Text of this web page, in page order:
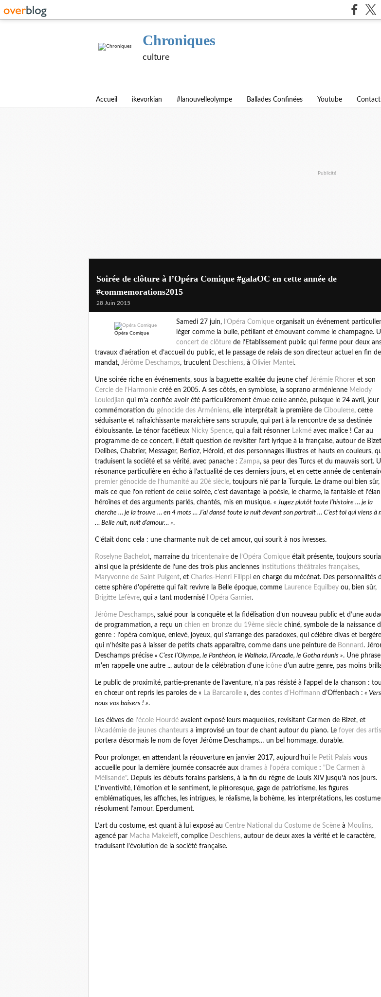
Chroniques
culture
Accueil ikevorkian #lanouvelleolympe Ballades Confinées Youtube Contact
Publicité
Soirée de clôture à l’Opéra Comique #galaOC en cette année de
#commemorations2015
28 Juin 2015
Opéra Comique
Samedi 27 juin, l’Opéra Comique organisait un événement
léger comme la bulle, pétillant et émouvant comme le champagne.
concert de clôture de l’Etablissement public qui ferme pour deux
travaux d’aération et d’accueil du public, et le passage de relais de son directeur actuel en fin de
mandat, Jérôme Deschamps, truculent Deschiens, à Olivier Mantei.
Une soirée riche en événements, sous la baguette exaltée du jeune chef Jérémie Rhorer et son
Cercle de l’Harmonie créé en 2005. A ses côtés, en symbiose, la soprano arménienne Melody
Louledjian qui m’a confiée avoir été particulièrement émue cette année, puisque le 24 avril, jour
commémoration du génocide des Arméniens, elle interprétait la première de Ciboulette, cette
séduisante et rafraîchissante maraîchère sans scrupule, qui part à la rencontre de sa destinée
éblouissante. Le ténor facétieux Nicky Spence, qui a fait résonner Lakmé avec malice ! Car au
programme de ce concert, il était question de revisiter l’art lyrique à la française, autour de
Delibes, Chabrier, Messager, Berlioz, Hérold, et des personnages illustres et hauts en couleurs,
traduisent la société et sa vérité, avec panache : Zampa, sa peur des Turcs et du mauvais sort.
résonance particulière en écho à l’actualité de ces derniers jours, et en cette année de
premier génocide de l’humanité au 20è siècle, toujours nié par la Turquie. Le drame oui bien sûr,
mais ce que l’on retient de cette soirée, c’est davantage la poésie, le charme, la fantaisie et
héroïnes et des arguments parlés, chantés, mis en musique. « Jugez plutôt toute l’histoire … je la
cherche … je la trouve … en 4 mots … J’ai dansé toute la nuit devant son portrait … C’est toi qui viens à
… Belle nuit, nuit d’amour… ».
C’était donc cela : une charmante nuit de cet amour, qui sourit à nos ivresses.
Roselyne Bachelot, marraine du tricentenaire de l’Opéra Comique était présente, toujours
ainsi que la présidente de l’une des trois plus anciennes institutions théâtrales françaises,
Maryvonne de Saint Pulgent, et Charles-Henri Filippi en charge du mécénat. Des personnalités
cette sphère d'opérette qui fait revivre la Belle époque, comme Laurence Equilbey ou, bien sûr,
Brigitte Lefèvre, qui a tant modernisé l'Opéra Garnier.
Jérôme Deschamps, salué pour la conquête et la fidélisation d’un nouveau public et d’une
de programmation, a reçu un chien en bronze du 19ème siècle chiné, symbole de la naissance
genre : l’opéra comique, enlevé, joyeux, qui s’arrange des paradoxes, qui célèbre divas et
qui n’hésite pas à laisser de petits chats apparaître, comme dans une peinture de Bonnard.
Deschamps précise « C’est l’Olympe, le Panthéon, le Walhala, l’Arcadie, le Gotha réunis ». Une
m'en rappelle une autre ... autour de la célébration d'une icône d'un autre genre, pas moins
Le public de proximité, partie-prenante de l’aventure, n’a pas résisté à l’appel de la chanson :
en chœur ont repris les paroles de « La Barcarolle », des contes d’Hoffmann d’Offenbach : «
nous vos baisers ! ».
Les élèves de l’école Hourdé avaient exposé leurs maquettes, revisitant Carmen de Bizet, et
l’Académie de jeunes chanteurs a improvisé un tour de chant autour du piano. Le foyer des
portera désormais le nom de foyer Jérôme Deschamps… un bel hommage, durable.
Pour prolonger, en attendant la réouverture en janvier 2017, aujourd’hui le Petit Palais vous
accueille pour la dernière journée consacrée aux drames à l’opéra comique : "De Carmen à
Mélisande". Depuis les débuts forains parisiens, à la fin du règne de Louis XIV jusqu’à nos jours.
L’inventivité, l’émotion et le sentiment, le pittoresque, gage de patriotisme, les figures
emblématiques, les affiches, les intrigues, le réalisme, la bohème, les interprétations, les
résolument l’amour. Eperdument.
L’art du costume, est quant à lui exposé au Centre National du Costume de Scène à Moulins,
agencé par Macha Makeieff, complice Deschiens, autour de deux axes la vérité et le caractère,
traduisant l’évolution de la société française.